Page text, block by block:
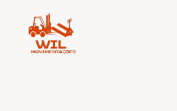
conteúdo